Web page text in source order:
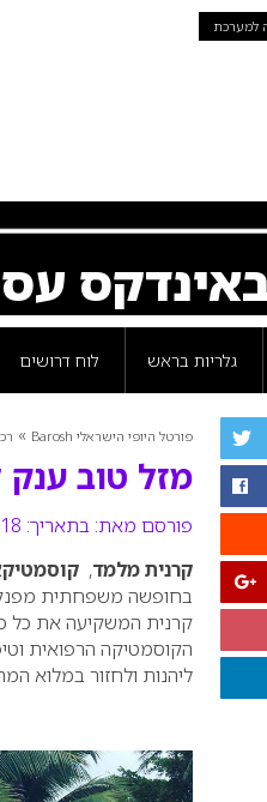
למערכת
גלריות בראש לוח דרושים
פורטל היופי הישראלי Barosh »
מזל טוב
פורסם מאת: בתאריך: 18 ינואר 2018
קרנית מלמד,
בחופשה משפחתית
קרנית המשקיעה את כל
הקוסמטיקה הרפואית
ליהנות ולחזור במלוא